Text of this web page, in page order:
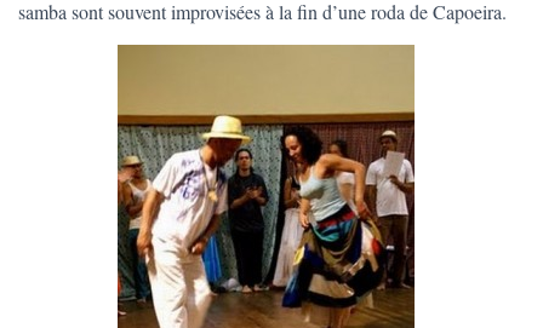
samba sont souvent improvisées à la fin d’une roda de Capoeira.